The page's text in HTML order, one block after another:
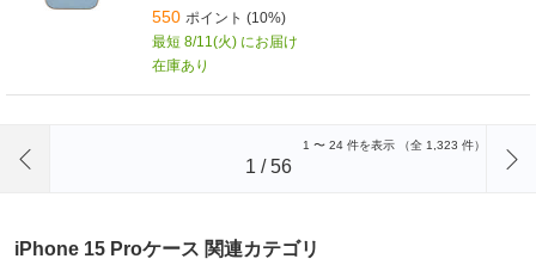
550 ポイント (10%)
最短 8/11(火) にお届け
在庫あり
1 〜 24 件を表示 （全 1,323 件）
1 /56
iPhone 15 Proケース 関連カテゴリ